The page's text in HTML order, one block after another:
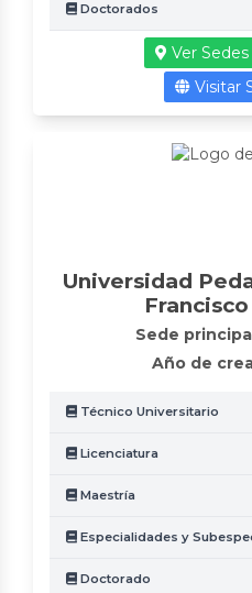
Doctorados
Ver
Visitar
Universidad
Sede
Año de
Técnico Universitario
Licenciatura
Maestría
Especialidades y
Doctorado